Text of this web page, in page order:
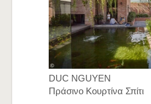
DUC NGUYEN
Πράσινο Κουρτίνα Σπίτι